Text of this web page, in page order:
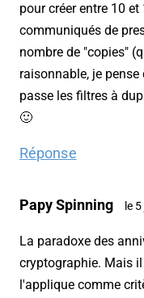
pour créer entre 10
communiqués de
nombre de "copies"
raisonnable, je
passe les filtres à
🙂
Réponse
Papy Spinning le
La paradoxe des
cryptographie. Mais
l'applique comme